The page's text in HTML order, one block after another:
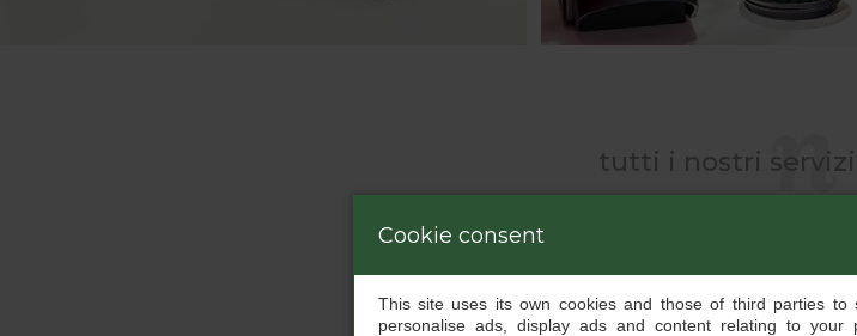
tutti i nostri
Cookie consent
This site uses its own cookies and those of third parties to
personalise ads, display ads and content relating to your